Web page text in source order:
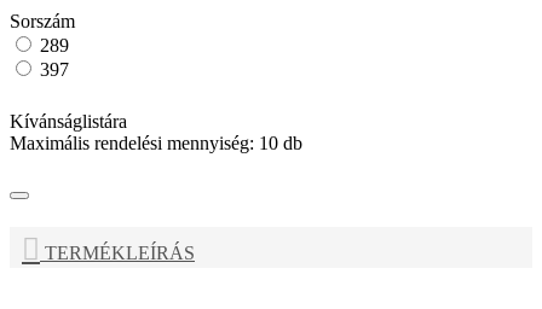
Sorszám
289
397
Kívánságlistára
Maximális rendelési mennyiség: 10 db
TERMÉKLEÍRÁS